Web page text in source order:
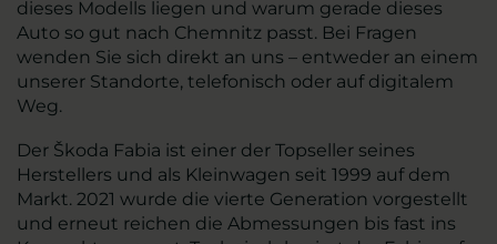
dieses Modells liegen und warum gerade dieses
Auto so gut nach Chemnitz passt. Bei Fragen
wenden Sie sich direkt an uns – entweder an einem
unserer Standorte, telefonisch oder auf digitalem
Weg.
Der Škoda Fabia ist einer der Topseller seines
Herstellers und als Kleinwagen seit 1999 auf dem
Markt. 2021 wurde die vierte Generation vorgestellt
und erneut reichen die Abmessungen bis fast ins